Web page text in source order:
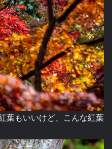
葉もいいけど、こんな紅葉